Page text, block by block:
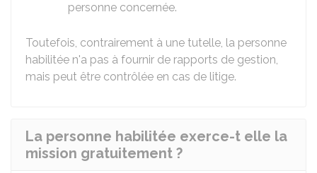
personne concernée.
Toutefois, contrairement à une tutelle, la personne
habilitée n'a pas à fournir de rapports de gestion,
mais peut être contrôlée en cas de litige.
La personne habilitée exerce-t elle la
mission gratuitement ?